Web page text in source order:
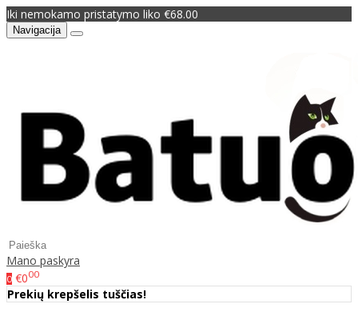
Iki nemokamo pristatymo liko €68.00
Navigacija
Mano paskyra
0 €000
Prekių krepšelis tuščias!